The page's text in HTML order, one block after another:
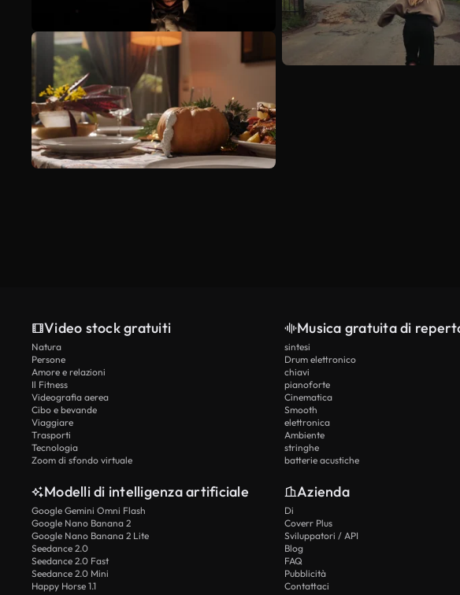
Video stock gratuiti
Natura
Persone
Amore e relazioni
Il Fitness
Videografia aerea
Cibo e bevande
Viaggiare
Trasporti
Tecnologia
Zoom di sfondo virtuale
Musica gratuita di
sintesi
Drum elettronico
chiavi
pianoforte
Cinematica
Smooth
elettronica
Ambiente
stringhe
batterie acustiche
Modelli di intelligenza artificiale
Google Gemini Omni Flash
Google Nano Banana 2
Google Nano Banana 2 Lite
Seedance 2.0
Seedance 2.0 Fast
Seedance 2.0 Mini
Happy Horse 1.1
Azienda
Di
Coverr Plus
Sviluppatori / API
Blog
FAQ
Pubblicità
Contattaci